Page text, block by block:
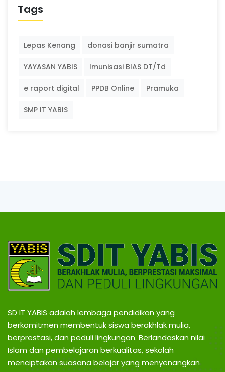
Tags
Lepas Kenang donasi banjir sumatra
YAYASAN YABIS Imunisasi BIAS DT/Td
e raport digital PPDB Online Pramuka
SMP IT YABIS
SD IT YABIS adalah lembaga pendidikan yang
berkomitmen membentuk siswa berakhlak mulia,
berprestasi, dan peduli lingkungan. Berlandaskan nilai
Islam dan pembelajaran berkualitas, sekolah
menciptakan suasana belajar yang menyenangkan